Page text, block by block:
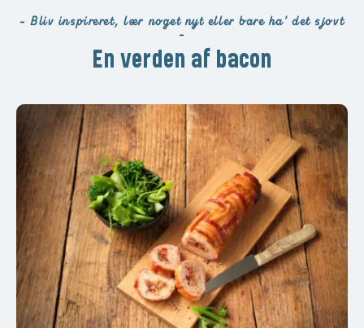
- Bliv inspireret, lær noget nyt eller bare ha' det sjovt
-
En verden af bacon